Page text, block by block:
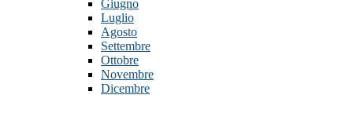
Giugno
Luglio
Agosto
Settembre
Ottobre
Novembre
Dicembre